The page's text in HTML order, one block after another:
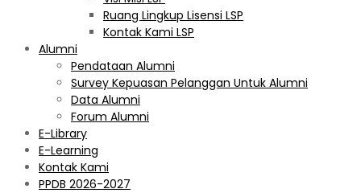
Ruang Lingkup Lisensi LSP
Kontak Kami LSP
Alumni
Pendataan Alumni
Survey Kepuasan Pelanggan Untuk Alumni
Data Alumni
Forum Alumni
E-Library
E-Learning
Kontak Kami
PPDB 2026-2027